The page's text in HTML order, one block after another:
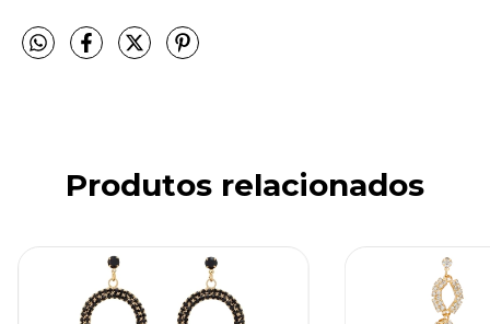
Produtos relacionados